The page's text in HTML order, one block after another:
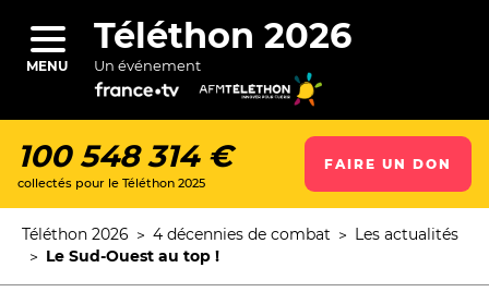
contenu
principal
MENU
Téléthon 2026
Un événement
100 548 314 €
collectés pour le Téléthon 2025
FAIRE UN DON
Téléthon 2026 4 décennies de combat
Les actualités
Le Sud-Ouest au top !